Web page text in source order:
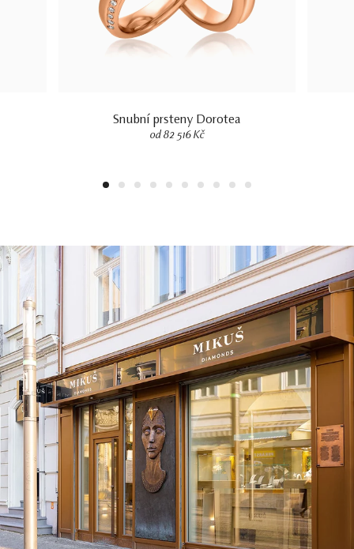
Snubní prsteny Dorotea
od 82 516 Kč
1 2 3 4 5 6 7 8 9 10